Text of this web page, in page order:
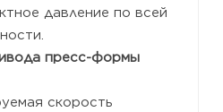
давление по всей
пресс-формы
скорость